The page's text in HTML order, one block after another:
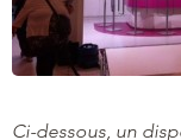
Ci-dessous, un